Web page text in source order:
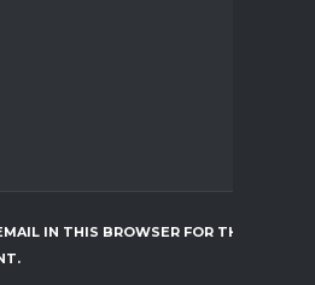
IN THIS BROWSER FOR THE